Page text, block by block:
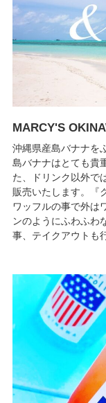
MARCY'S
沖縄県産島バナナを
島バナナはとても貴
た、ドリンク以外で
販売いたします。『
ワッフルの事で外は
ンのようにふわふわ
事、テイクアウトも